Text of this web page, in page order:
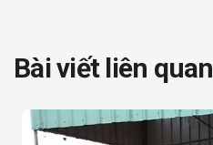
Bài viết liên quan